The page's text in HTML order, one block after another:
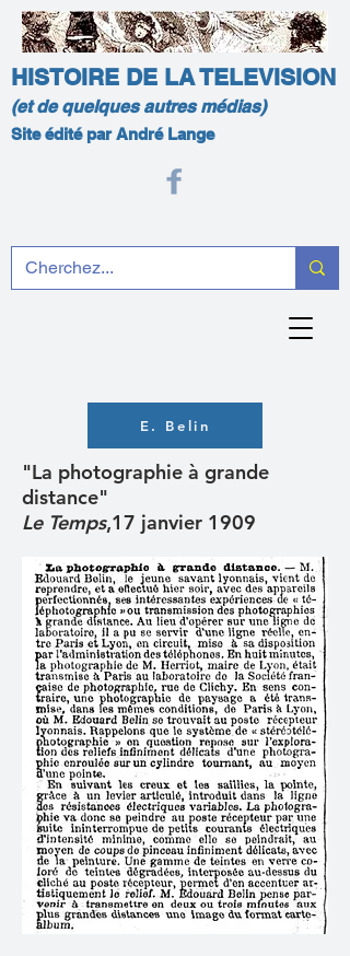
HISTOIRE DE LA TELEVISION
(et de quelques autres médias)
Site édité par André Lange
E. Belin
"La photographie à grande
distance"
Le Temps,17 janvier 1909